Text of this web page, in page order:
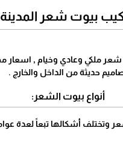
بيوت شعر المدينة
ملكي وعادي وخيام ,
حديثة من الداخل والخارج .
أنواع بيوت الشعر:
وتختلف أشكالها تبعاً لعدة